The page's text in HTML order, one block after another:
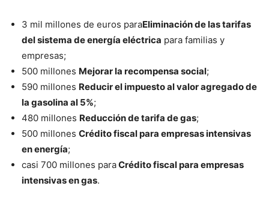
3 mil millones de euros paraEliminación de las tarifas
del sistema de energía eléctrica para familias y
empresas;
500 millones Mejorar la recompensa social;
590 millones Reducir el impuesto al valor agregado de
la gasolina al 5%;
480 millones Reducción de tarifa de gas;
500 millones Crédito fiscal para empresas intensivas
en energía;
casi 700 millones paraCrédito fiscal para empresas
intensivas en gas.